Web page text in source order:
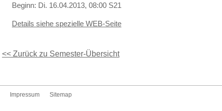
Beginn: Di. 16.04.2013, 08:00 S21
Details siehe spezielle WEB-Seite
<< Zurück zu Semester-Übersicht
Impressum Sitemap